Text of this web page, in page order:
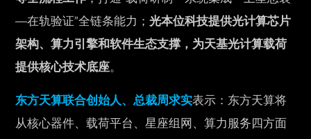
—在轨验证”全链条能力；光本位科技提供光计算芯片
架构、算力引擎和软件生态支撑，为天基光计算载荷
提供核心技术底座。
东方天算联合创始人、总裁周求实表示：东方天算将
从核心器件、载荷平台、星座组网、算力服务四方面